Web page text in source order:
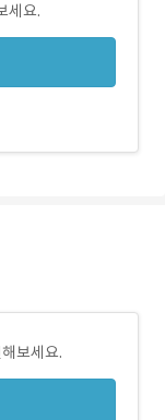
세요.
보세요.